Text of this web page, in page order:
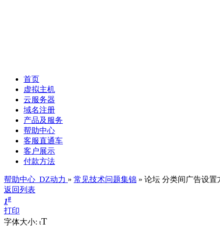
首页
虚拟主机
云服务器
域名注册
产品及服务
帮助中心
客服直通车
客户展示
付款方法
帮助中心_DZ动力 » 常见技术问题集锦 » 论坛 分类间广告设置
返回列表
1#
打印
字体大小: tT